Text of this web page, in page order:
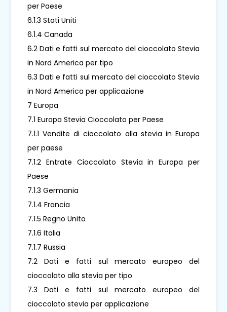
per Paese
6.1.3 Stati Uniti
6.1.4 Canada
6.2 Dati e fatti sul mercato del cioccolato Stevia
in Nord America per tipo
6.3 Dati e fatti sul mercato del cioccolato Stevia
in Nord America per applicazione
7 Europa
7.1 Europa Stevia Cioccolato per Paese
7.1.1 Vendite di cioccolato alla stevia in Europa
per paese
7.1.2 Entrate Cioccolato Stevia in Europa per
Paese
7.1.3 Germania
7.1.4 Francia
7.1.5 Regno Unito
7.1.6 Italia
7.1.7 Russia
7.2 Dati e fatti sul mercato europeo del
cioccolato alla stevia per tipo
7.3 Dati e fatti sul mercato europeo del
cioccolato stevia per applicazione